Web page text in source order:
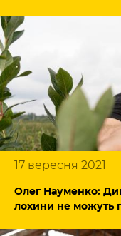
17 вересня 2021
Олег Науменко:
лохини не можуть